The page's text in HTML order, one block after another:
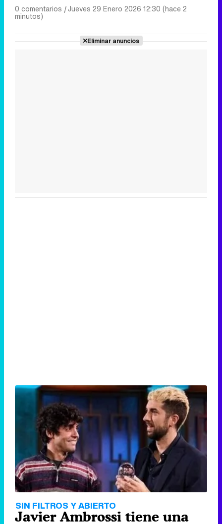
0 comentarios |Jueves 29 Enero 2026 12:30 (hace 2
minutos)
Eliminar anuncios
SIN FILTROS Y ABIERTO
Javier Ambrossi tiene una